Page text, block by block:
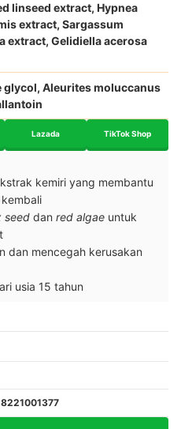
linseed extract, Hypnea
extract, Sargassum
extract, Gelidiella acerosa
glycol, Aleurites moluccanus
Lazada TikTok Shop
kemiri yang membantu
seed dan red algae untuk
dan mencegah kerusakan
usia 15 tahun